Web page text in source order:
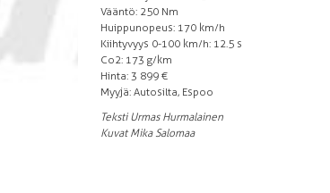
Vääntö: 250 Nm
Huippunopeus: 170 km/h
Kiihtyvyys 0-100 km/h: 12.5 s
Co2: 173 g/km
Hinta: 3 899 €
Myyjä: Autosilta, Espoo
Teksti Urmas Hurmalainen
Kuvat Mika Salomaa